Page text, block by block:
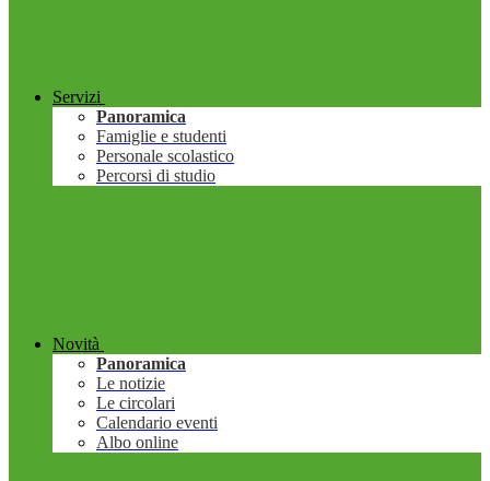
Servizi
Panoramica
Famiglie e studenti
Personale scolastico
Percorsi di studio
Novità
Panoramica
Le notizie
Le circolari
Calendario eventi
Albo online